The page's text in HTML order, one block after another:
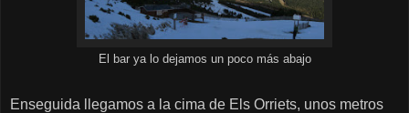
El bar ya lo dejamos un poco más abajo
Enseguida llegamos a la cima de Els Orriets, unos metros